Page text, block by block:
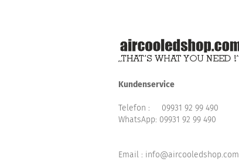
Kundenservice
Telefon : 09931 92 99 490
WhatsApp: 09931 92 99 490
Email : info@aircooledshop.com